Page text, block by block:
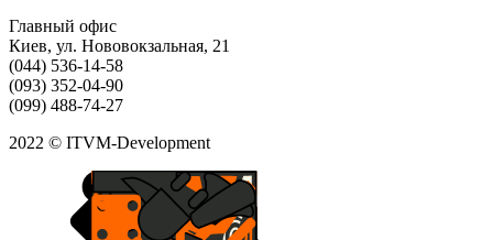
Главный офис
Киев, ул. Нововокзальная, 21
(044) 536-14-58
(093) 352-04-90
(099) 488-74-27
2022 © ITVM-Development